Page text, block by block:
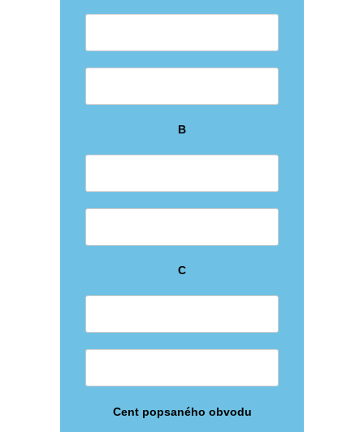
B
C
Cent popsaného obvodu